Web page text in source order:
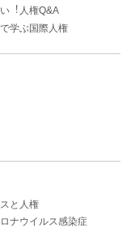
︕人権Q&A
学ぶ国際人権
と人権
ナウイルス感染症